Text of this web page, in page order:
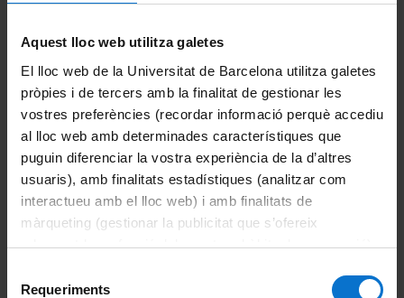
Aquest lloc web utilitza galetes
El lloc web de la Universitat de Barcelona utilitza galetes
pròpies i de tercers amb la finalitat de gestionar les
vostres preferències (recordar informació perquè accediu
al lloc web amb determinades característiques que
puguin diferenciar la vostra experiència de la d’altres
usuaris), amb finalitats estadístiques (analitzar com
interactueu amb el lloc web) i amb finalitats de
màrqueting (gestionar la publicitat que s’ofereix
adequant-la en funció dels vostres hàbits de navegació).
consultar laPolítica de galetes del lloc web de la
Requeriments
i
Tectònica
activa
Paleosismologia
Anàlisi
de
perillositat